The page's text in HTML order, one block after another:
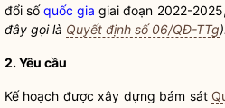
đổi sốquốc gia giai đoạn 2022-
đây gọi là Quyết định số 06/QĐ-TTg).
2. Yêu cầu
Kế hoạch được xây dựng bám sát